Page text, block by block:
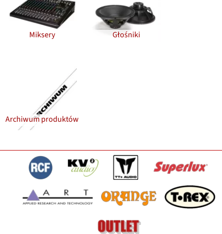
Miksery Głośniki
Archiwum produktów